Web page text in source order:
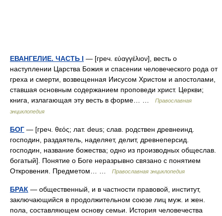
ЕВАНГЕЛИЕ. ЧАСТЬ I — [греч. εὐαγγέλιον], весть о
наступлении Царства Божия и спасении человеческого рода от
греха и смерти, возвещенная Иисусом Христом и апостолами,
ставшая основным содержанием проповеди христ. Церкви;
книга, излагающая эту весть в форме… …
Православная
энциклопедия
БОГ — [греч. θεός; лат. deus; слав. родствен древнеинд.
господин, раздаятель, наделяет, делит, древнеперсид.
господин, название божества; одно из производных общеслав.
богатый]. Понятие о Боге неразрывно связано с понятием
Откровения. Предметом… …
Православная энциклопедия
БРАК — общественный, и в частности правовой, институт,
заключающийся в продолжительном союзе лиц муж. и жен.
пола, составляющем основу семьи. История человечества